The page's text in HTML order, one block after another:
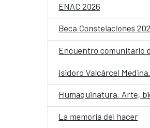
ENAC 2026
Beca Constelaciones
Encuentro comunitario
Isidoro Valcárcel
Humaquinatura. Arte,
La memoria del hacer